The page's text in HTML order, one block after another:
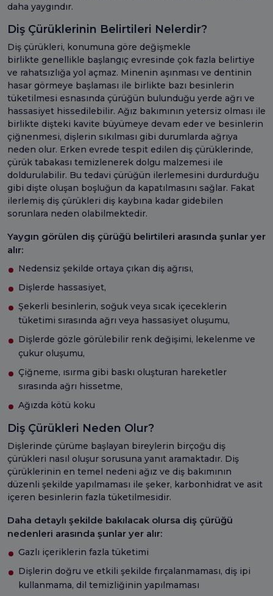
daha yaygındır.
Diş Çürüklerinin Belirtileri Nelerdir?
Diş çürükleri, konumuna göre değişmekle
birlikte genellikle başlangıç evresinde çok fazla belirtiye
ve rahatsızlığa yol açmaz. Minenin aşınması ve dentinin
hasar görmeye başlaması ile birlikte bazı besinlerin
tüketilmesi esnasında çürüğün bulunduğu yerde ağrı ve
hassasiyet hissedilebilir. Ağız bakımının yetersiz olması ile
birlikte dişteki kavite büyümeye devam eder ve besinlerin
çiğnenmesi, dişlerin sıkılması gibi durumlarda ağrıya
neden olur. Erken evrede tespit edilen diş çürüklerinde,
çürük tabakası temizlenerek dolgu malzemesi ile
doldurulabilir. Bu tedavi çürüğün ilerlemesini durdurduğu
gibi dişte oluşan boşluğun da kapatılmasını sağlar. Fakat
ilerlemiş diş çürükleri diş kaybına kadar gidebilen
sorunlara neden olabilmektedir.
Yaygın görülen diş çürüğü belirtileri arasında şunlar yer
alır:
Nedensiz şekilde ortaya çıkan diş ağrısı,
Dişlerde hassasiyet,
Şekerli besinlerin, soğuk veya sıcak içeceklerin
tüketimi sırasında ağrı veya hassasiyet oluşumu,
Dişlerde gözle görülebilir renk değişimi, lekelenme ve
çukur oluşumu,
Çiğneme, ısırma gibi baskı oluşturan hareketler
sırasında ağrı hissetme,
Ağızda kötü koku
Diş Çürükleri Neden Olur?
Dişlerinde çürüme başlayan bireylerin birçoğu diş
çürükleri nasıl oluşur sorusuna yanıt aramaktadır. Diş
çürüklerinin en temel nedeni ağız ve diş bakımının
düzenli şekilde yapılmaması ile şeker, karbonhidrat ve asit
içeren besinlerin fazla tüketilmesidir.
Daha detaylı şekilde bakılacak olursa diş çürüğü
nedenleri arasında şunlar yer alır:
Gazlı içeriklerin fazla tüketimi
Dişlerin doğru ve etkili şekilde fırçalanmaması, diş ipi
kullanmama, dil temizliğinin yapılmaması